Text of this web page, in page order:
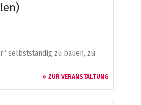
selbstständig zu bauen, zu
» ZUR VERANSTALTUNG